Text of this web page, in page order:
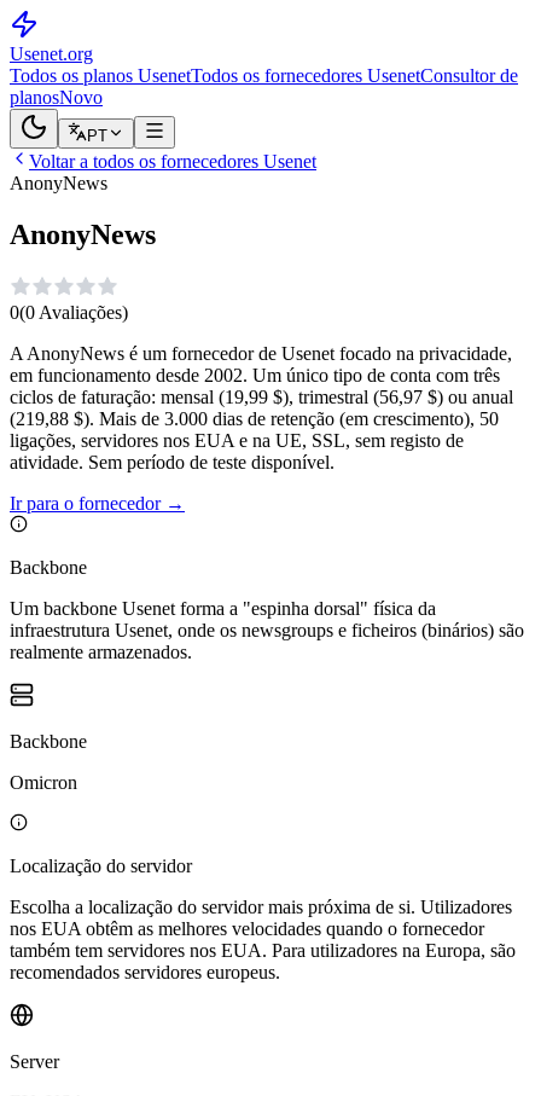
Usenet.org
Todos os planos UsenetTodos os fornecedores UsenetConsultor de
planosNovo
PT
Voltar a todos os fornecedores Usenet
AnonyNews
AnonyNews
0(0 Avaliações)
A AnonyNews é um fornecedor de Usenet focado na privacidade,
em funcionamento desde 2002. Um único tipo de conta com três
ciclos de faturação: mensal (19,99 $), trimestral (56,97 $) ou anual
(219,88 $). Mais de 3.000 dias de retenção (em crescimento), 50
ligações, servidores nos EUA e na UE, SSL, sem registo de
atividade. Sem período de teste disponível.
Ir para o fornecedor→
Backbone
Um backbone Usenet forma a "espinha dorsal" física da
infraestrutura Usenet, onde os newsgroups e ficheiros (binários) são
realmente armazenados.
Backbone
Omicron
Localização do servidor
Escolha a localização do servidor mais próxima de si. Utilizadores
nos EUA obtêm as melhores velocidades quando o fornecedor
também tem servidores nos EUA. Para utilizadores na Europa, são
recomendados servidores europeus.
Server